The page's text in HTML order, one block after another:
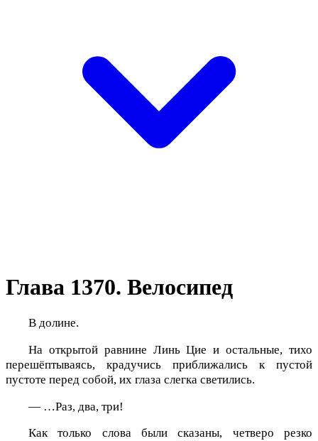
Глава 1370. Велосипед
В долине.
На открытой равнине Линь Цие и остальные, тихо
перешёптываясь, крадучись приближались к пустой
пустоте перед собой, их глаза слегка светились.
— …Раз, два, три!
Как только слова были сказаны, четверо резко